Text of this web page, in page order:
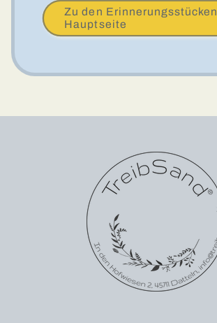
Zu den Erinnerungsstücken
Hauptseite